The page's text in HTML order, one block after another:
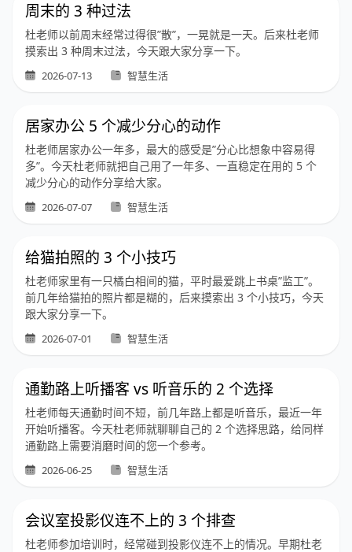
周末的 3 种过法
杜老师以前周末经常过得很”散”，一晃就是一天。后来杜老师
摸索出 3 种周末过法，今天跟大家分享一下。
2026-07-13 智慧生活
居家办公 5 个减少分心的动作
杜老师居家办公一年多，最大的感受是”分心比想象中容易得
多”。今天杜老师就把自己用了一年多、一直稳定在用的 5 个
减少分心的动作分享给大家。
2026-07-07 智慧生活
给猫拍照的 3 个小技巧
杜老师家里有一只橘白相间的猫，平时最爱跳上书桌”监工”。
前几年给猫拍的照片都是糊的，后来摸索出 3 个小技巧，今天
跟大家分享一下。
2026-07-01 智慧生活
通勤路上听播客 vs 听音乐的 2 个选择
杜老师每天通勤时间不短，前几年路上都是听音乐，最近一年
开始听播客。今天杜老师就聊聊自己的 2 个选择思路，给同样
通勤路上需要消磨时间的您一个参考。
2026-06-25 智慧生活
会议室投影仪连不上的 3 个排查
杜老师参加培训时，经常碰到投影仪连不上的情况。早期杜老